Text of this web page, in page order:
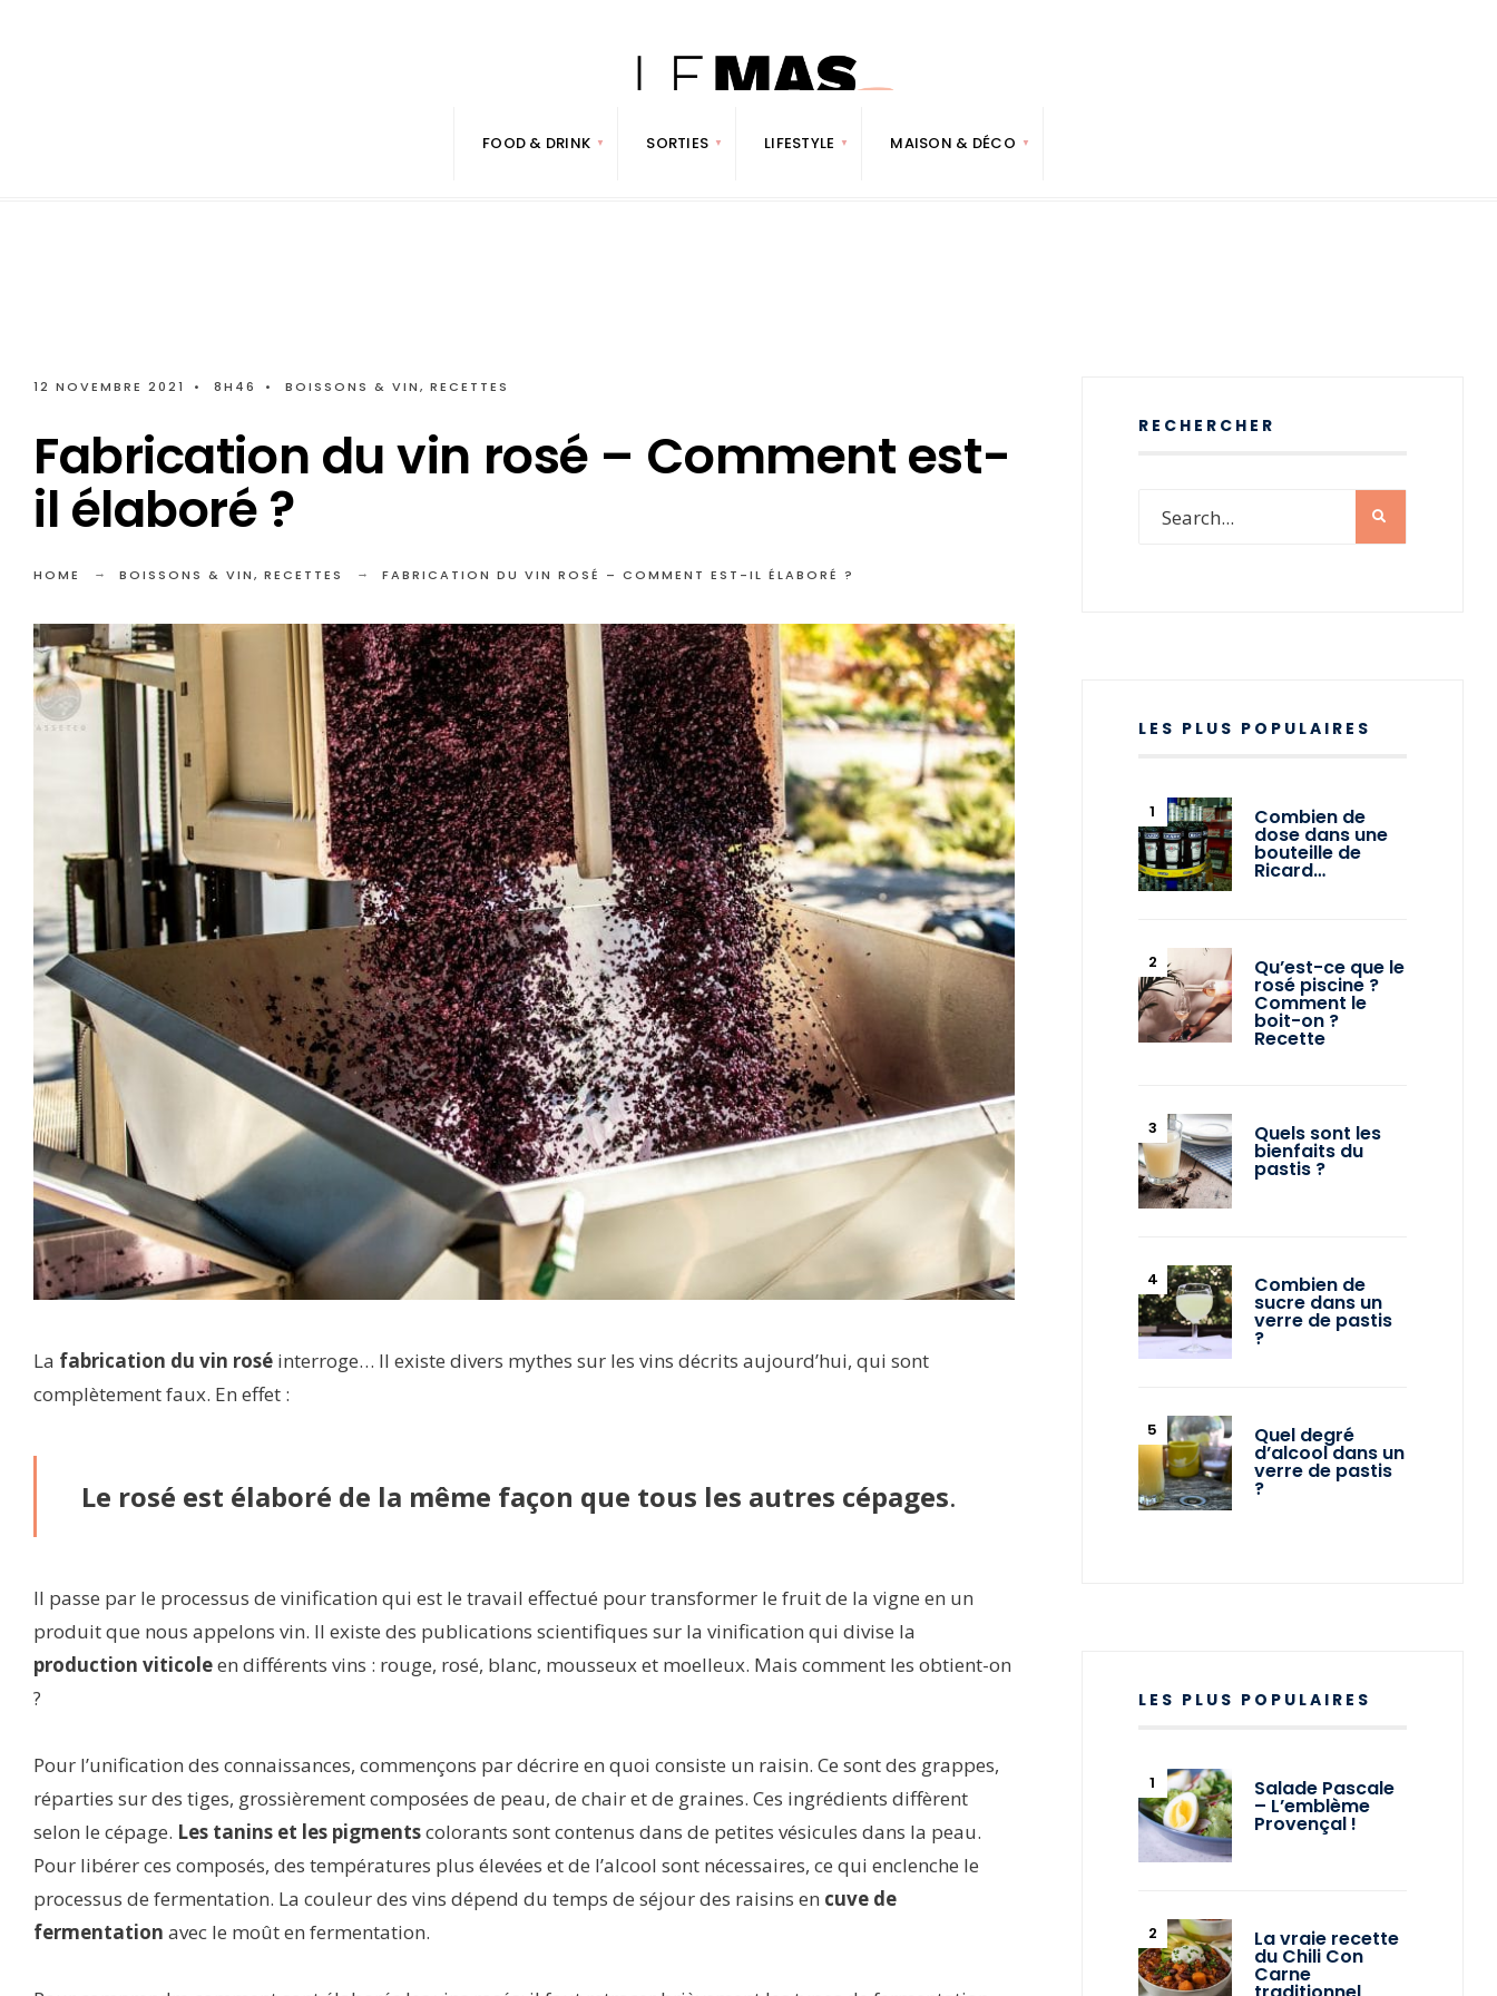
FOOD & DRINK SORTIES LIFESTYLE MAISON & DÉCO
12 NOVEMBRE 2021 • 8H46 • BOISSONS & VIN, RECETTES
Fabrication du vin rosé – Comment est-
il élaboré ?
HOME BOISSONS & VIN, RECETTES FABRICATION DU VIN ROSÉ – COMMENT EST-IL ÉLABORÉ ?
La fabrication du vin rosé interroge… Il existe divers mythes sur les vins décrits aujourd’hui, qui sont
complètement faux. En effet :
Le rosé est élaboré de la même façon que tous les autres cépages.
Il passe par le processus de vinification qui est le travail effectué pour transformer le fruit de la vigne en un
produit que nous appelons vin. Il existe des publications scientifiques sur la vinification qui divise la
production viticoleen différents vins : rouge, rosé, blanc, mousseux et moelleux. Mais comment les obtient-on
?
Pour l’unification des connaissances, commençons par décrire en quoi consiste un raisin. Ce sont des grappes,
réparties sur des tiges, grossièrement composées de peau, de chair et de graines. Ces ingrédients diffèrent
selon le cépage. Les tanins et les pigmentscolorants sont contenus dans de petites vésicules dans la peau.
Pour libérer ces composés, des températures plus élevées et de l’alcool sont nécessaires, ce qui enclenche le
processus de fermentation. La couleur des vins dépend du temps de séjour des raisins en cuve de
fermentation avec le moût en fermentation.
RECHERCHER
LES PLUS POPULAIRES
Combien de
dose dans une
bouteille de
Ricard…
Qu’est-ce que le
rosé piscine ?
Comment le
boit-on ?
Recette
Quels sont les
bienfaits du
pastis ?
Combien de
sucre dans un
verre de pastis
?
Quel degré
d’alcool dans un
verre de pastis
?
LES PLUS POPULAIRES
Salade Pascale
– L’emblème
Provençal !
La vraie recette
du Chili Con
Carne